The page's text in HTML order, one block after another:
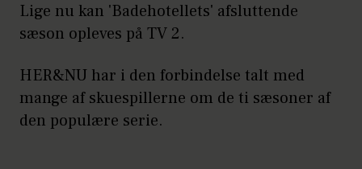
Lige nu kan 'Badehotellets' afsluttende
sæson opleves på TV 2.
HER&NU har i den forbindelse talt med
mange af skuespillerne om de ti sæsoner af
den populære serie.